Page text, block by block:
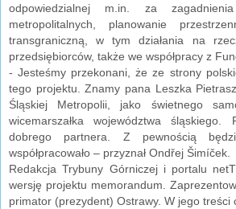
odpowiedzialnej m.in. za
metropolitalnych, planowanie
transgraniczną, w tym działania na
przedsiębiorców, także we współpracy z
- Jesteśmy przekonani, że ze strony
tego projektu. Znamy pana Leszka
Śląskiej Metropolii, jako świetnego
wicemarszałka województwa
dobrego partnera. Z pewnością
współpracowało – przyznał Ondřej Šimíček.
Redakcja Trybuny Górniczej i portalu
wersję projektu memorandum.
primator (prezydent) Ostrawy. W jego treści